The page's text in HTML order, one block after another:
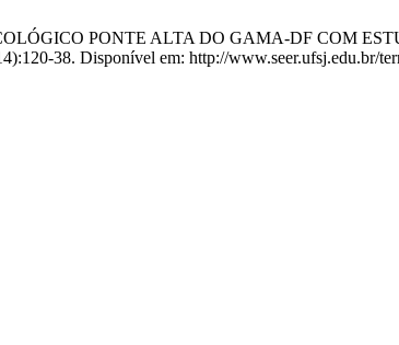
PONTE ALTA DO GAMA-DF COM
38. Disponível em: http://www.seer.ufsj.edu.br/